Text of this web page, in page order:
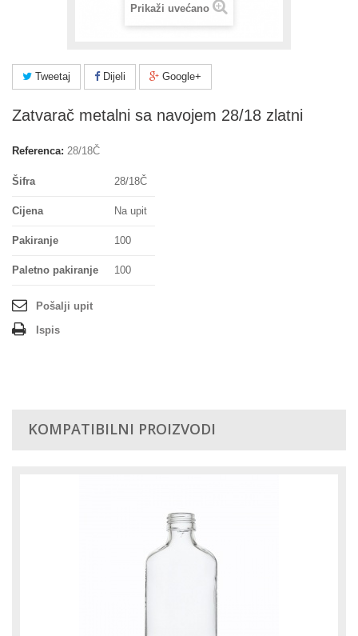
Prikaži uvećano
Tweetaj Dijeli Google+
Zatvarač metalni sa navojem 28/18 zlatni
Referenca: 28/18Č
Šifra 28/18Č
Cijena Na upit
Pakiranje 100
Paletno pakiranje 100
Pošalji upit
Ispis
KOMPATIBILNI PROIZVODI